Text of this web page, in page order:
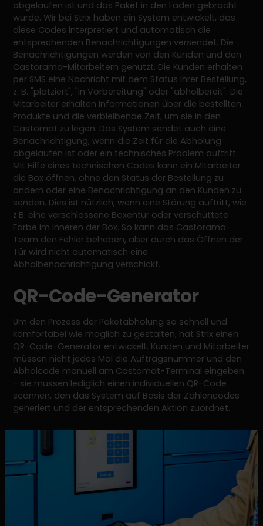
abgelaufen ist und das Paket in den Laden gebracht
wurde. Wir bei Strix haben ein System entwickelt, das
diese Codes interpretiert und automatisch die
entsprechenden Benachrichtigungen versendet. Die
Benachrichtigungen werden von den Kunden und den
Castorama-Mitarbeitern genutzt. Die Kunden erhalten
per SMS eine Nachricht mit dem Status ihrer Bestellung,
z. B. "platziert", "in Vorbereitung" oder "abholbereit". Die
Mitarbeiter erhalten Informationen über die bestellten
Produkte und die verbleibende Zeit, um sie in den
Castomat zu legen. Das System sendet auch eine
Benachrichtigung, wenn die Zeit für die Abholung
abgelaufen ist oder ein technisches Problem auftritt.
Mit Hilfe eines technischen Codes kann ein Mitarbeiter
die Box öffnen, ohne den Status der Bestellung zu
ändern oder eine Benachrichtigung an den Kunden zu
senden. Dies ist nützlich, wenn eine Störung auftritt, wie
z.B. eine verschlossene Boxentür oder verschüttete
Farbe im Inneren der Box. So kann das Castorama-
Team den Fehler beheben, aber durch das Öffnen der
Tür wird nicht automatisch eine
Abholbenachrichtigung verschickt.
QR-Code-Generator
Um den Prozess der Paketabholung so schnell und
komfortabel wie möglich zu gestalten, hat Strix einen
QR-Code-Generator entwickelt. Kunden und Mitarbeiter
müssen nicht jedes Mal die Auftragsnummer und den
Abholcode manuell am Castomat-Terminal eingeben
- sie müssen lediglich einen individuellen QR-Code
scannen, den das System auf Basis der Zahlencodes
generiert und der entsprechenden Aktion zuordnet.